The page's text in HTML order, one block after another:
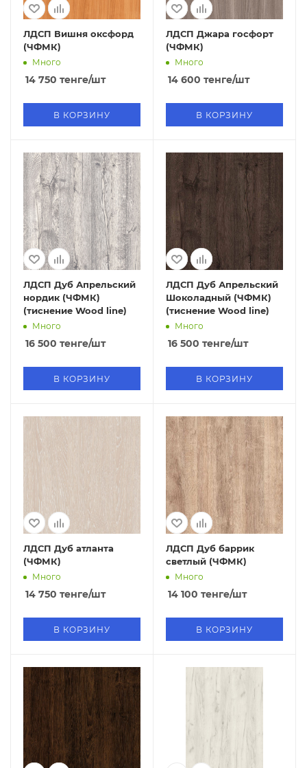
ЛДСП Вишня оксфорд
(ЧФМК)
Много
14 750 тенге/шт
В КОРЗИНУ
ЛДСП Джара госфорт
(ЧФМК)
Много
14 600 тенге/шт
В КОРЗИНУ
ЛДСП Дуб Апрельский
нордик (ЧФМК)
(тиснение Wood line)
Много
16 500 тенге/шт
В КОРЗИНУ
ЛДСП Дуб Апрельский
Шоколадный (ЧФМК)
(тиснение Wood line)
Много
16 500 тенге/шт
В КОРЗИНУ
ЛДСП Дуб атланта
(ЧФМК)
Много
14 750 тенге/шт
В КОРЗИНУ
ЛДСП Дуб баррик
светлый (ЧФМК)
Много
14 100 тенге/шт
В КОРЗИНУ